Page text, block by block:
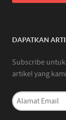
DAPATKAN
Subscribe
artikel yang